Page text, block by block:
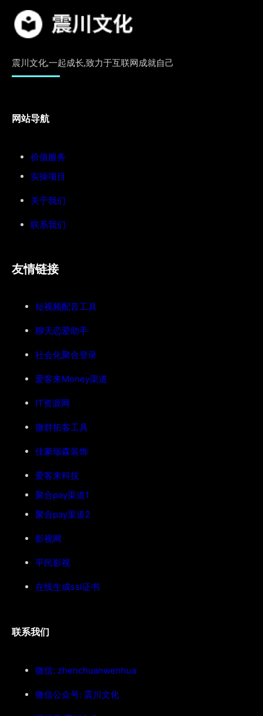
震川文化,一起成长,致力于互联网成就自己
网站导航
价值服务
实操项目
关于我们
联系我们
友情链接
短视频配音工具
聊天恋爱助手
社会化聚合登录
爱客来Money渠道
IT资源网
微群拓客工具
佳豪瑞森装饰
爱客来科技
聚合pay渠道1
聚合pay渠道2
影视网
平民影视
在线生成ssl证书
联系我们
微信: zhenchuanwenhua
微信公众号: 震川文化